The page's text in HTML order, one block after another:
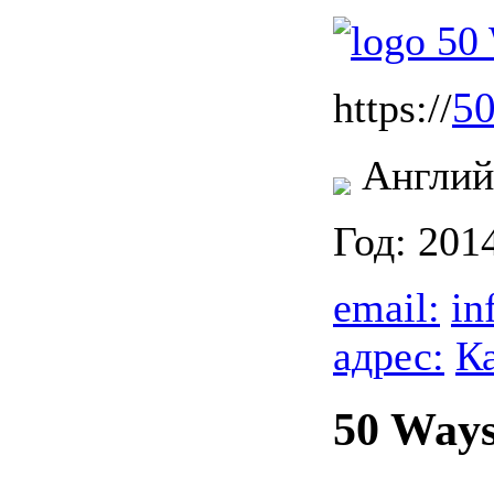
https://
Год:
email:
адрес:
50